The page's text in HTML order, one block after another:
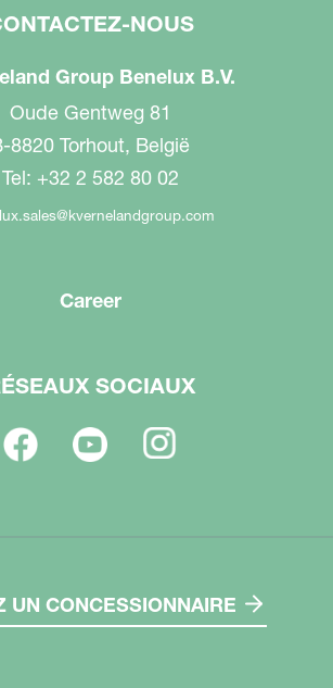
NOUS
Group Benelux B.V.
Oude Gentweg 81
8820 Torhout, België
Tel: +32 2 582 80 02
Career
SOCIAUX
UN CONCESSIONNAIRE